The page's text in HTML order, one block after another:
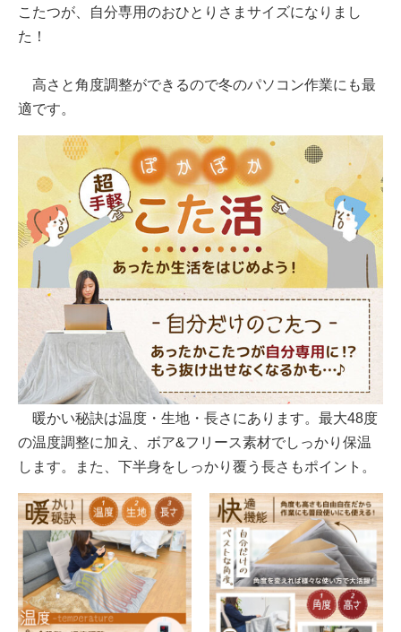
こたつが、自分専用のおひとりさまサイズになりまし
た！
高さと角度調整ができるので冬のパソコン作業にも最
適です。
暖かい秘訣は温度・生地・長さにあります。最大48度
の温度調整に加え、ボア&フリース素材でしっかり保温
します。また、下半身をしっかり覆う長さもポイント。